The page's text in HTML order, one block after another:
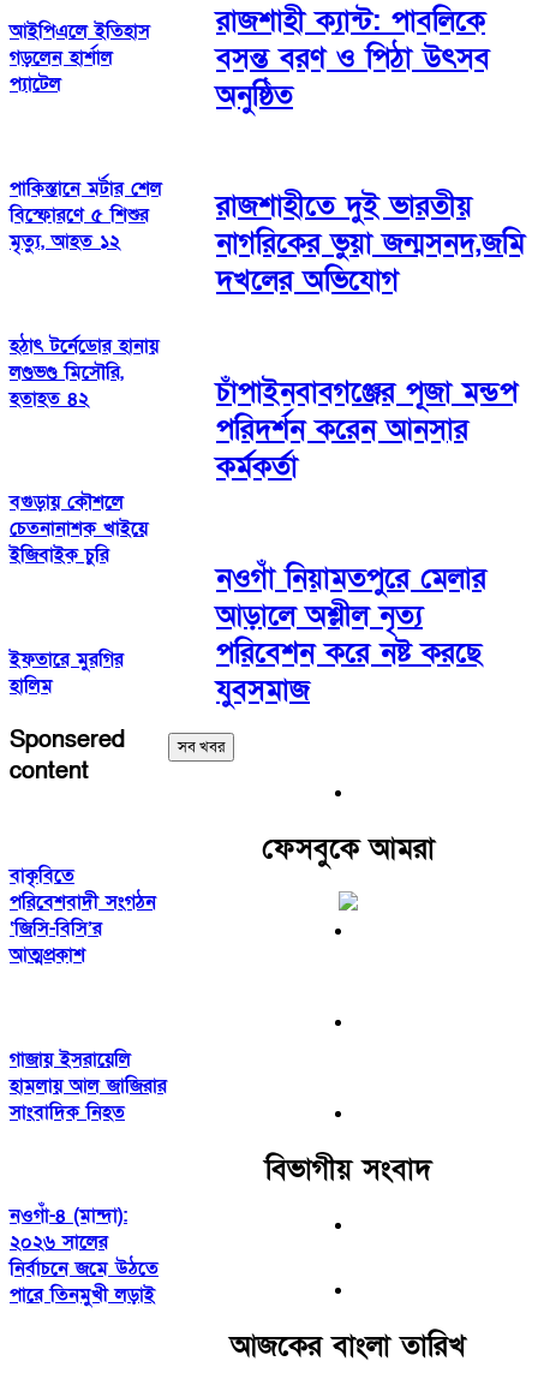
আইপিএলে ইতিহাস
গড়লেন হার্শাল
প্যাটেল
পাকিস্তানে মর্টার শেল
বিস্ফোরণে ৫ শিশুর
মৃত্যু, আহত ১২
হঠাৎ টর্নেডোর হানায়
লণ্ডভণ্ড মিসৌরি,
হতাহত ৪২
বগুড়ায় কৌশলে
চেতনানাশক খাইয়ে
ইজিবাইক চুরি
ইফতারে মুরগির
হালিম
Sponsered
content
বাকৃবিতে
পরিবেশবাদী সংগঠন
‘জিসি-বিসি’র
আত্মপ্রকাশ
গাজায় ইসরায়েলি
হামলায় আল জাজিরার
সাংবাদিক নিহত
নওগাঁ-৪ (মান্দা):
২০২৬ সালের
নির্বাচনে জমে উঠতে
পারে তিনমুখী লড়াই
রাজশাহী ক্যান্ট: পাবলিকে
বসন্ত বরণ ও পিঠা উৎসব
অনুষ্ঠিত
রাজশাহীতে দুই ভারতীয়
নাগরিকের ভুয়া জন্মসনদ,জমি
দখলের অভিযোগ
চাঁপাইনবাবগঞ্জের পূজা মন্ডপ
পরিদর্শন করেন আনসার
কর্মকর্তা
নওগাঁ নিয়ামতপুরে মেলার
আড়ালে অশ্লীল নৃত্য
পরিবেশন করে নষ্ট করছে
যুবসমাজ
সব খবর
ফেসবুকে আমরা
বিভাগীয় সংবাদ
আজকের বাংলা তারিখ